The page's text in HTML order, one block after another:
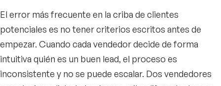
El error más frecuente en la criba de clientes
potenciales es no tener criterios escritos antes de
empezar. Cuando cada vendedor decide de forma
intuitiva quién es un buen lead, el proceso es
inconsistente y no se puede escalar. Dos vendedores